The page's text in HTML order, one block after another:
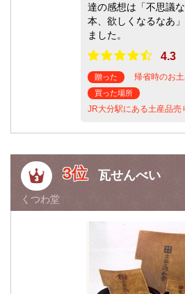
達の感想は「不思議
本、欲しくなるなあ
ました。
4.3
贈った 帰省時のお
買った場所
JR大分駅にある土産品売
3位 瓦せんべい
くつわ堂